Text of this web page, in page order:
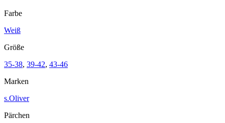
Farbe
Weiß
Größe
35-38, 39-42, 43-46
Marken
s.Oliver
Pärchen